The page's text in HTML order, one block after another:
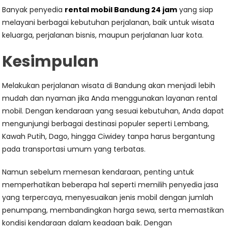
Banyak penyedia rental mobil Bandung 24 jam yang siap
melayani berbagai kebutuhan perjalanan, baik untuk wisata
keluarga, perjalanan bisnis, maupun perjalanan luar kota.
Kesimpulan
Melakukan perjalanan wisata di Bandung akan menjadi lebih
mudah dan nyaman jika Anda menggunakan layanan rental
mobil. Dengan kendaraan yang sesuai kebutuhan, Anda dapat
mengunjungi berbagai destinasi populer seperti Lembang,
Kawah Putih, Dago, hingga Ciwidey tanpa harus bergantung
pada transportasi umum yang terbatas.
Namun sebelum memesan kendaraan, penting untuk
memperhatikan beberapa hal seperti memilih penyedia jasa
yang terpercaya, menyesuaikan jenis mobil dengan jumlah
penumpang, membandingkan harga sewa, serta memastikan
kondisi kendaraan dalam keadaan baik. Dengan